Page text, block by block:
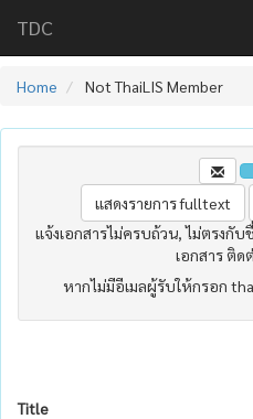
TDC
Home Not ThaiLIS Member
แจ้งเอกสารไม่ครบถ้วน, ไม่ตรงกั
เอกสาร ติ
หากไม่มีอีเมลผู้รับให้กรอก
Title